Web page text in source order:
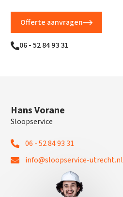
Offerte aanvragen
06 - 52 84 93 31
Hans Vorane
Sloopservice
06 - 52 84 93 31
info@sloopservice-utrecht.nl